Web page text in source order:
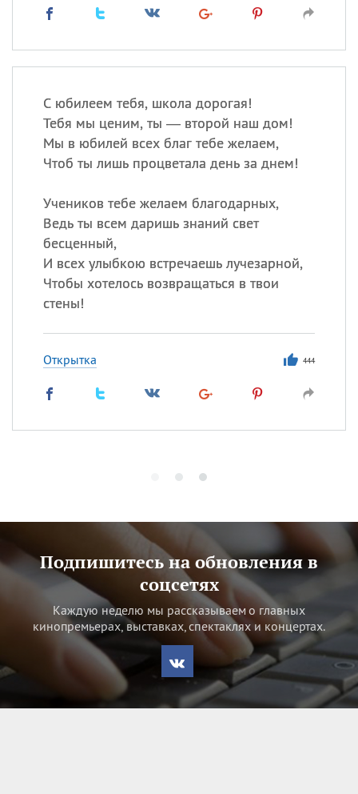
С юбилеем тебя, школа дорогая!
Тебя мы ценим, ты — второй наш дом!
Мы в юбилей всех благ тебе желаем,
Чтоб ты лишь процветала день за днем!
Учеников тебе желаем благодарных,
Ведь ты всем даришь знаний свет
бесценный,
И всех улыбкою встречаешь лучезарной,
Чтобы хотелось возвращаться в твои
стены!
Открытка 444
Подпишитесь на обновления в
соцсетях
Каждую неделю мы рассказываем о главных
кинопремьерах, выставках, спектаклях и концертах.